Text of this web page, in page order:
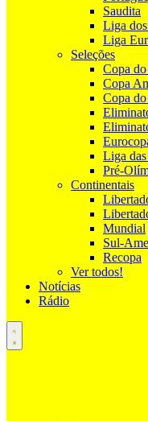
Saudita
Liga
Liga
Seleções
Copa
Copa
Copa
Liga
Pré-
Continentais
Mundial
Sul-
Recopa
Ver todos!
Notícias
Rádio